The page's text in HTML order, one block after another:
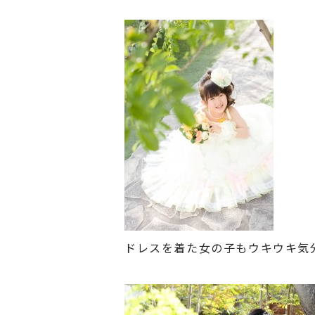
ドレスを着た女の子もウキウキ